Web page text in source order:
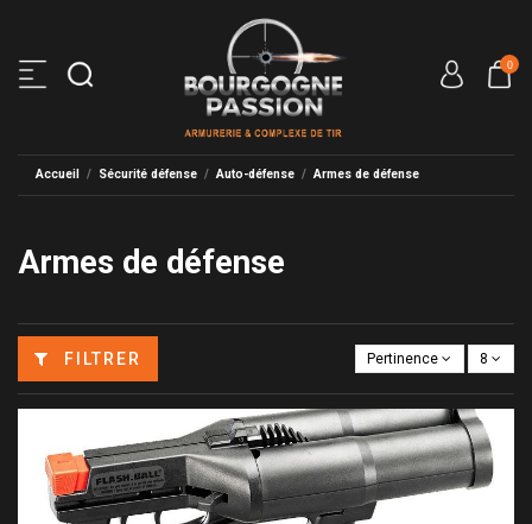
0
Accueil Sécurité défense Auto-défense Armes de défense
Armes de défense
FILTRER Pertinence 8